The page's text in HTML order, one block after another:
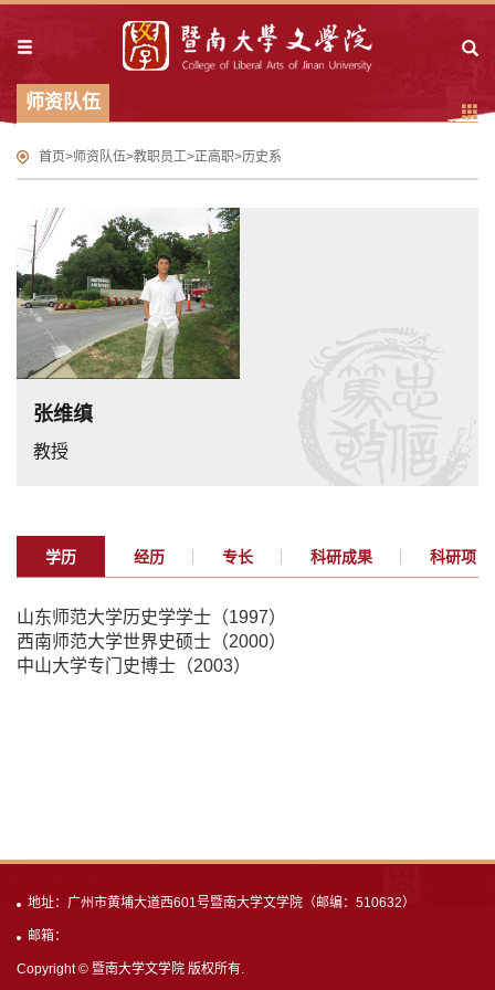
师资队伍
首页>师资队伍>教职员工>正高职>历史系
张维缜
教授
学历 经历 专长 科研成果 科研项目
山东师范大学历史学学士（1997）
西南师范大学世界史硕士（2000）
中山大学专门史博士（2003）
地址：广州市黄埔大道西601号暨南大学文学院（邮编：510632）
邮箱：
Copyright © 暨南大学文学院 版权所有.